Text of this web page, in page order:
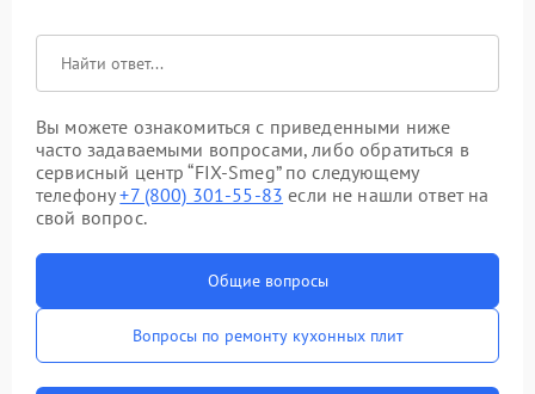
Вы можете ознакомиться с приведенными ниже
часто задаваемыми вопросами, либо обратиться в
сервисный центр “FIX-Smeg” по следующему
телефону+7 (800) 301-55-83 если не нашли ответ на
свой вопрос.
Общие вопросы
Вопросы по ремонту кухонных плит